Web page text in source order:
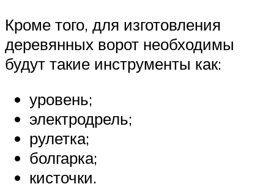
Кроме того, для изготовления
деревянных ворот необходимы
будут такие инструменты как:
уровень;
электродрель;
рулетка;
болгарка;
кисточки.